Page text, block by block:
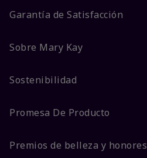
Garantía de Satisfacción
Sobre Mary Kay
Sostenibilidad
Promesa De Producto
Premios de belleza y honores